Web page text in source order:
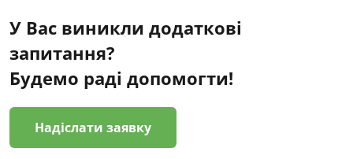
У Вас виникли додаткові
запитання?
Будемо раді допомогти!
Надіслати заявку